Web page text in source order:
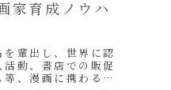
家育成ノウハ
輩出し、世界に認
動、書店での販促
、漫画に携わる